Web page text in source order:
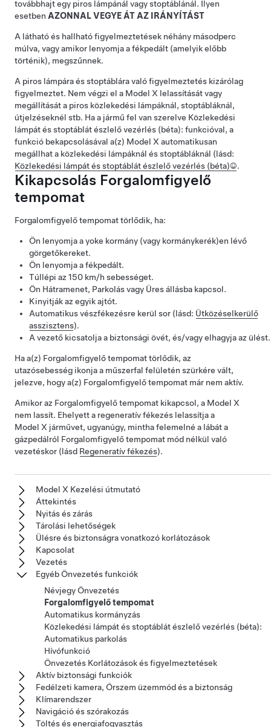
továbbhajt egy piros lámpánál vagy stoptáblánál. Ilyen
esetben AZONNAL VEGYE ÁT AZ IRÁNYÍTÁST
A látható és hallható figyelmeztetések néhány másodperc
múlva, vagy amikor lenyomja a fékpedált (amelyik előbb
történik), megszűnnek.
A piros lámpára és stoptáblára való figyelmeztetés kizárólag
figyelmeztet. Nem végzi el a Model X lelassítását vagy
megállítását a piros közlekedési lámpáknál, stoptábláknál,
útjelzéseknél stb. Ha a jármű fel van szerelve Közlekedési
lámpát és stoptáblát észlelő vezérlés (béta): funkcióval, a
funkció bekapcsolásával a(z) Model X automatikusan
megállhat a közlekedési lámpáknál és stoptábláknál (lásd:
Közlekedési lámpát és stoptáblát észlelő vezérlés (béta):).
Kikapcsolás Forgalomfigyelő
tempomat
Forgalomfigyelő tempomattörlődik, ha:
Ön lenyomja ayoke kormány (vagy kormánykerék)en lévő
görgetőkereket.
Ön lenyomja a fékpedált.
Túllépi az 150 km/h sebességet.
Ön Hátramenet, Parkolás vagy Üres állásba kapcsol.
Kinyitják az egyik ajtót.
Automatikus vészfékezésre kerül sor (lásd: Ütközéselkerülő
asszisztens).
A vezető kicsatolja a biztonsági övét, és/vagy elhagyja az ülést.
Ha a(z) Forgalomfigyelő tempomattörlődik, az
utazósebesség ikonja a műszerfal felületén szürkére vált,
jelezve, hogy a(z) Forgalomfigyelő tempomat már nem aktív.
Amikor az Forgalomfigyelő tempomat kikapcsol, a Model X
nem lassít. Ehelyett a regeneratív fékezés lelassítja a
Model X járművet, ugyanúgy, mintha felemelné a lábát a
gázpedálról Forgalomfigyelő tempomat mód nélkül való
vezetéskor (lásd Regeneratív fékezés).
Model X Kezelési útmutató
Áttekintés
Nyitás és zárás
Tárolási lehetőségek
Ülésre és biztonságra vonatkozó korlátozások
Kapcsolat
Vezetés
Egyéb Önvezetés funkciók
Névjegy Önvezetés
Forgalomfigyelő tempomat
Automatikus kormányzás
Közlekedési lámpát és stoptáblát észlelő vezérlés (béta):
Automatikus parkolás
Hívófunkció
Önvezetés Korlátozások és figyelmeztetések
Aktív biztonsági funkciók
Fedélzeti kamera, Őrszem üzemmód és a biztonság
Klímarendszer
Navigáció és szórakozás
Töltés és energiafogyasztás